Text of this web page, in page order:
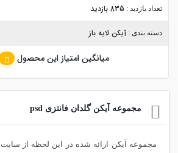
تعداد بازدید : 835 بازدید
دسته بندی : آیکن لایه باز
میانگین امتیاز این محصول
مجموعه آیکن گلدان فانتزی psd
مجموعه آیکن ارائه شده در این لحظه از سایت